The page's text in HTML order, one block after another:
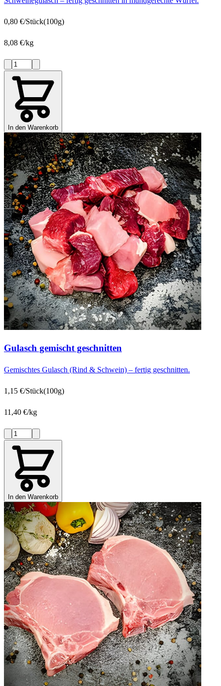
0,80 €/Stück(100g)
8,08 €/kg
In den Warenkorb
Gulasch gemischt geschnitten
Gemischtes Gulasch (Rind & Schwein) – fertig geschnitten.
1,15 €/Stück(100g)
11,40 €/kg
In den Warenkorb